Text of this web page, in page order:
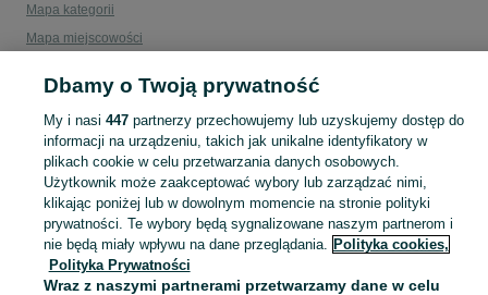
Mapa kategorii
Mapa miejscowości
Popularne wyszukiwania
Dbamy o Twoją prywatność
My i nasi 447partnerzy przechowujemy lub uzyskujemy dostęp do
informacji na urządzeniu, takich jak unikalne identyfikatory w
plikach cookie w celu przetwarzania danych osobowych.
Użytkownik może zaakceptować wybory lub zarządzać nimi,
klikając poniżej lub w dowolnym momencie na stronie polityki
prywatności. Te wybory będą sygnalizowane naszym partnerom i
nie będą miały wpływu na dane przeglądania. Polityka cookies,
Polityka Prywatności
Wraz z naszymi partnerami przetwarzamy dane w celu